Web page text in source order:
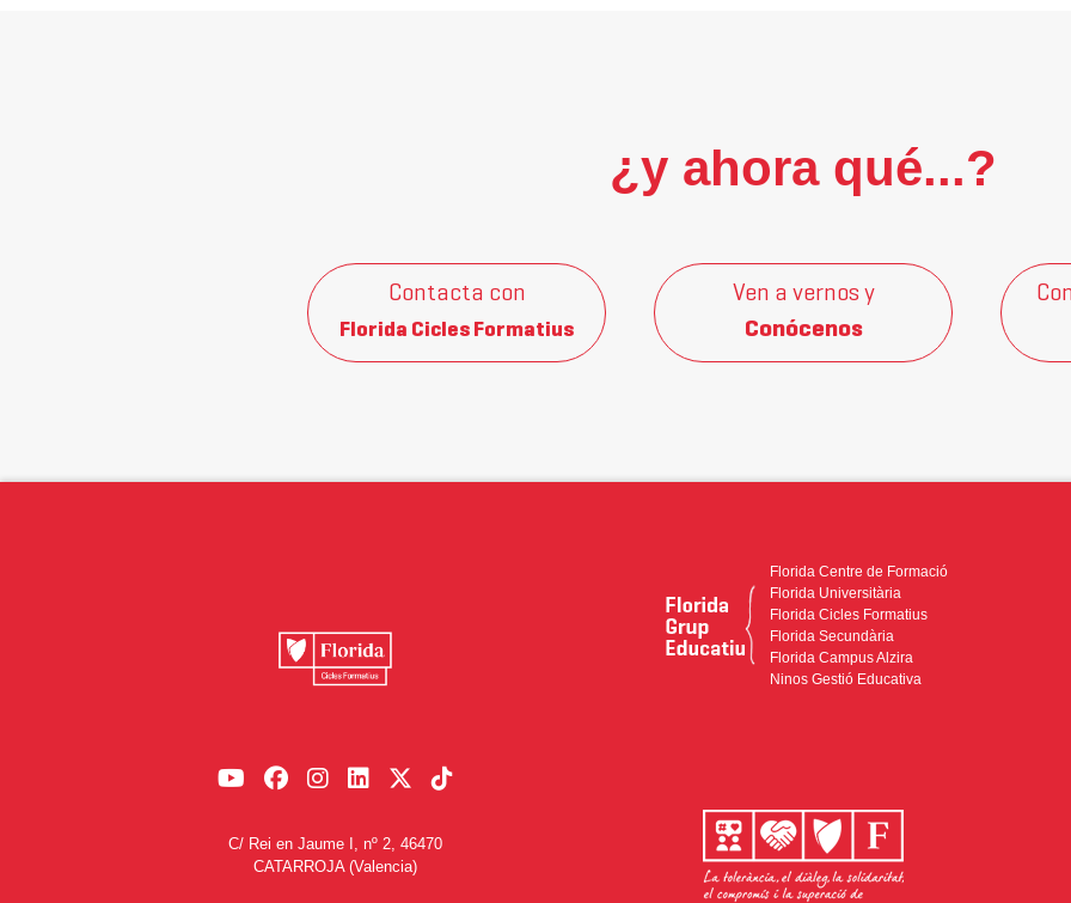
¿y ahora qué...?
Contacta con
Florida Cicles Formatius
Ven a vernos y
Conócenos
C/ Rei en Jaume I, nº 2, 46470
CATARROJA (Valencia)
Florida Centre de Formació
Florida Universitària
Florida Cicles Formatius
Florida Secundària
Florida Campus Alzira
Ninos Gestió Educativa